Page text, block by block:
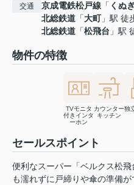
交通 京成電鉄松戸線 「 くぬ
北総鉄道 「大町」駅 徒
北総鉄道 「松飛台 」駅
物件の特徴
TVモニタ
付きインタ
ーホン
カウンター
キッチン
独
セールスポイント
便利なスーパー「ベルクス松
も濡れずに戸締りや傘の準備